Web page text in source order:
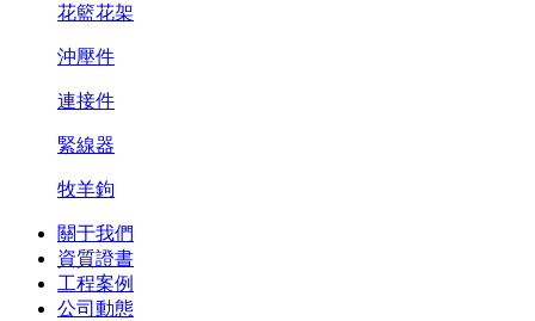
花籃花架
沖壓件
連接件
緊線器
牧羊鉤
關于我們
資質證書
工程案例
公司動態